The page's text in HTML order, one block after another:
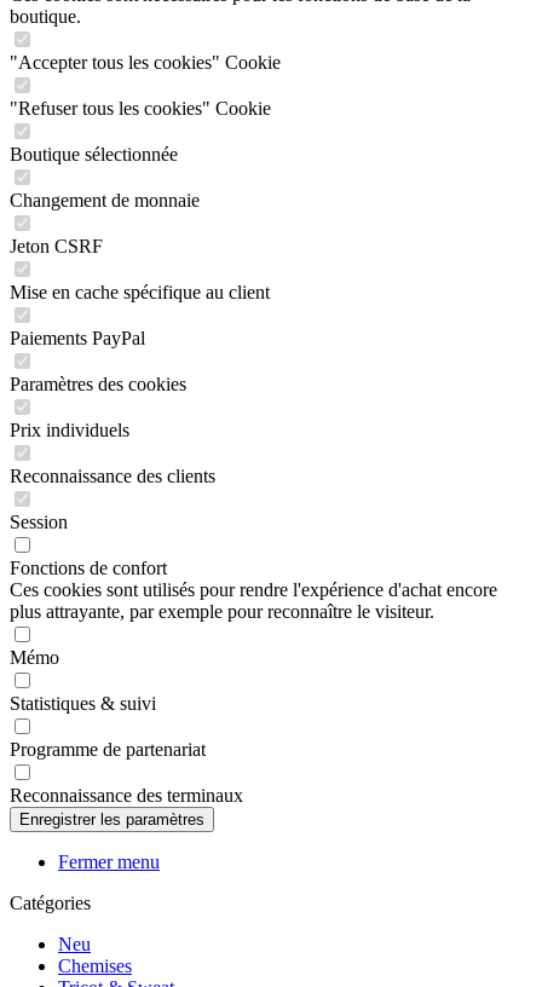
boutique.
"Accepter tous les cookies" Cookie
"Refuser tous les cookies" Cookie
Boutique sélectionnée
Changement de monnaie
Jeton CSRF
Mise en cache spécifique au client
Paiements PayPal
Paramètres des cookies
Prix individuels
Reconnaissance des clients
Session
Fonctions de confort
Ces cookies sont utilisés pour rendre l'expérience d'achat encore
plus attrayante, par exemple pour reconnaître le visiteur.
Mémo
Statistiques & suivi
Programme de partenariat
Reconnaissance des terminaux
Fermer menu
Catégories
Neu
Chemises